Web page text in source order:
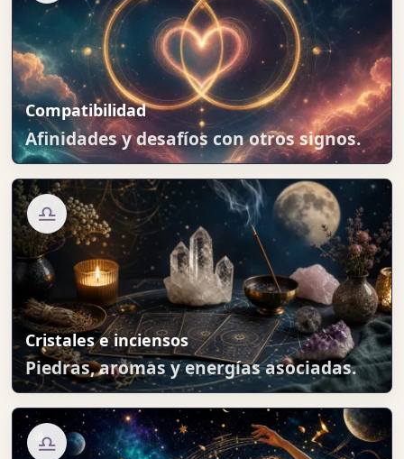
Compatibilidad
Afinidades y desafíos con otros signos.
♎
Cristales e inciensos
Piedras, aromas y energías asociadas.
♎